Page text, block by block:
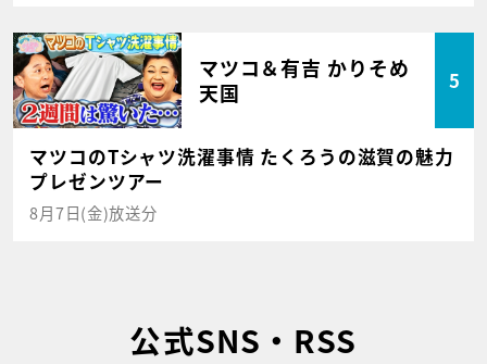
マツコ＆有吉 かりそめ
天国
5
マツコのTシャツ洗濯事情 たくろうの滋賀の魅力
プレゼンツアー
8月7日(金)放送分
公式SNS・RSS